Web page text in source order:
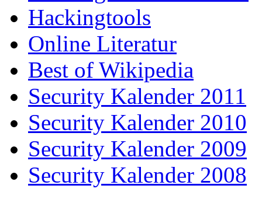
Hackingtools
Online Literatur
Best of Wikipedia
Security Kalender 2011
Security Kalender 2010
Security Kalender 2009
Security Kalender 2008